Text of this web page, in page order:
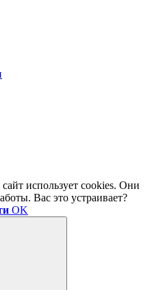
использует cookies. Они
Вас это устраивает?
OK